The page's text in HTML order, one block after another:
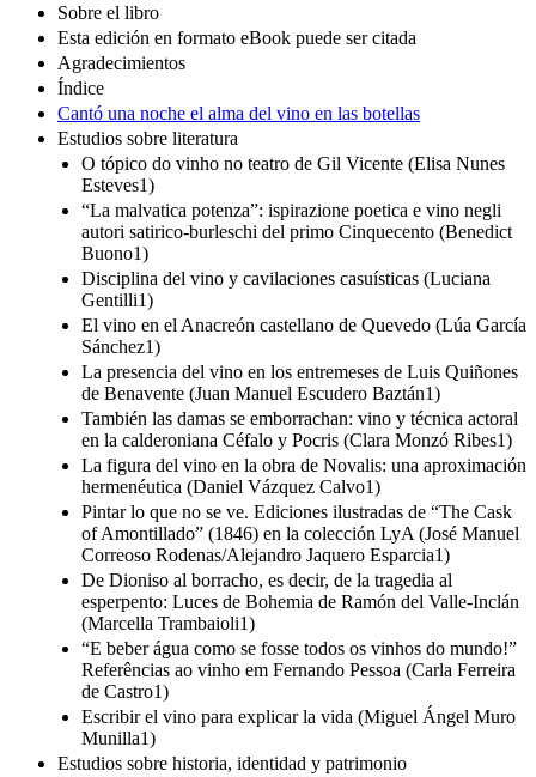
Sobre el libro
Esta edición en formato eBook puede ser citada
Agradecimientos
Índice
Cantó una noche el alma del vino en las botellas
Estudios sobre literatura
O tópico do vinho no teatro de Gil Vicente (Elisa Nunes
Esteves1)
“La malvatica potenza”: ispirazione poetica e vino negli
autori satirico-burleschi del primo Cinquecento (Benedict
Buono1)
Disciplina del vino y cavilaciones casuísticas (Luciana
Gentilli1)
El vino en el Anacreón castellano de Quevedo (Lúa García
Sánchez1)
La presencia del vino en los entremeses de Luis Quiñones
de Benavente (Juan Manuel Escudero Baztán1)
También las damas se emborrachan: vino y técnica actoral
en la calderoniana Céfalo y Pocris (Clara Monzó Ribes1)
La figura del vino en la obra de Novalis: una aproximación
hermenéutica (Daniel Vázquez Calvo1)
Pintar lo que no se ve. Ediciones ilustradas de “The Cask
of Amontillado” (1846) en la colección LyA (José Manuel
Correoso Rodenas/Alejandro Jaquero Esparcia1)
De Dioniso al borracho, es decir, de la tragedia al
esperpento: Luces de Bohemia de Ramón del Valle-Inclán
(Marcella Trambaioli1)
“E beber água como se fosse todos os vinhos do mundo!”
Referências ao vinho em Fernando Pessoa (Carla Ferreira
de Castro1)
Escribir el vino para explicar la vida (Miguel Ángel Muro
Munilla1)
Estudios sobre historia, identidad y patrimonio